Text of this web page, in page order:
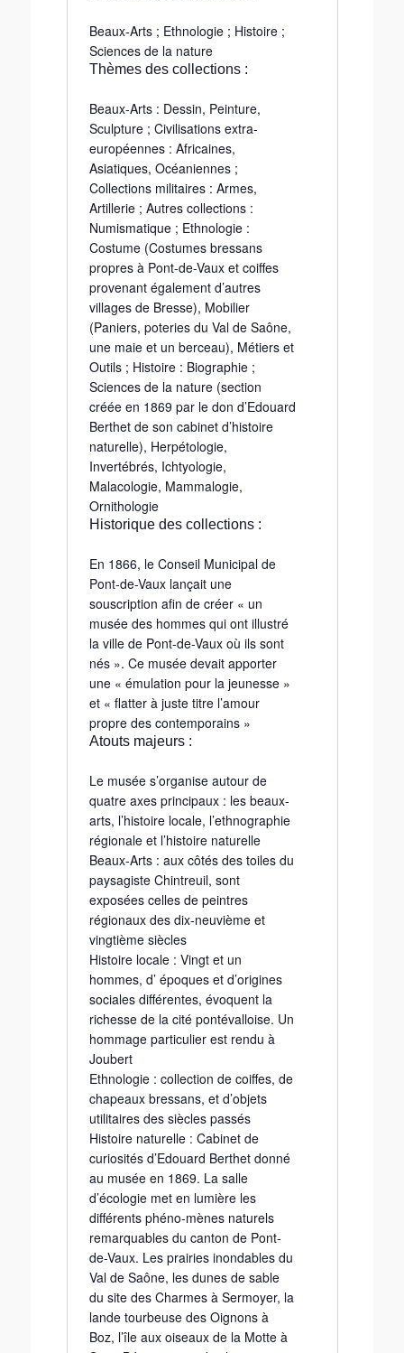
h
o
n
w
e
b
Beaux-Arts ; Ethnologie ; Histoire ;
Sciences de la nature
Thèmes des collections :
Beaux-Arts : Dessin, Peinture,
Sculpture ; Civilisations extra-
européennes : Africaines,
Asiatiques, Océaniennes ;
Collections militaires : Armes,
Artillerie ; Autres collections :
Numismatique ; Ethnologie :
Costume (Costumes bressans
propres à Pont-de-Vaux et coiffes
provenant également d’autres
villages de Bresse), Mobilier
(Paniers, poteries du Val de Saône,
une maie et un berceau), Métiers et
Outils ; Histoire : Biographie ;
Sciences de la nature (section
créée en 1869 par le don d’Edouard
Berthet de son cabinet d’histoire
naturelle), Herpétologie,
Invertébrés, Ichtyologie,
Malacologie, Mammalogie,
Ornithologie
Historique des collections :
En 1866, le Conseil Municipal de
Pont-de-Vaux lançait une
souscription afin de créer « un
musée des hommes qui ont illustré
la ville de Pont-de-Vaux où ils sont
nés ». Ce musée devait apporter
une « émulation pour la jeunesse »
et « flatter à juste titre l’amour
propre des contemporains »
Atouts majeurs :
Le musée s’organise autour de
quatre axes principaux : les beaux-
arts, l’histoire locale, l’ethnographie
régionale et l’histoire naturelle
Beaux-Arts : aux côtés des toiles du
paysagiste Chintreuil, sont
exposées celles de peintres
régionaux des dix-neuvième et
vingtième siècles
Histoire locale : Vingt et un
hommes, d’ époques et d’origines
sociales différentes, évoquent la
richesse de la cité pontévalloise. Un
hommage particulier est rendu à
Joubert
Ethnologie : collection de coiffes, de
chapeaux bressans, et d’objets
utilitaires des siècles passés
Histoire naturelle : Cabinet de
curiosités d’Edouard Berthet donné
au musée en 1869. La salle
d’écologie met en lumière les
différents phéno-mènes naturels
remarquables du canton de Pont-
de-Vaux. Les prairies inondables du
Val de Saône, les dunes de sable
du site des Charmes à Sermoyer, la
lande tourbeuse des Oignons à
Boz, l’île aux oiseaux de la Motte à